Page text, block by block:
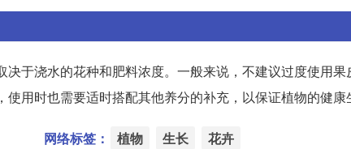
决于浇水的花种和肥料浓度。一般来说，不建议过度使用
用时也需要适时搭配其他养分的补充，以保证植物的健康
网络标签： 植物 生长 花卉